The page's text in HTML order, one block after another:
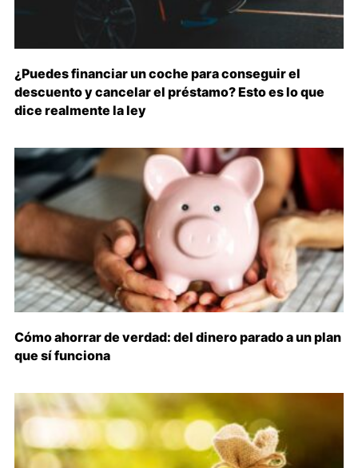
¿Puedes financiar un coche para conseguir el
descuento y cancelar el préstamo? Esto es lo que
dice realmente la ley
Cómo ahorrar de verdad: del dinero parado a un plan
que sí funciona